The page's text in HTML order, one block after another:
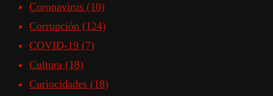
Coronavirus (10)
Corrupción (124)
COVID-19 (7)
Cultura (18)
Curiocidades (18)